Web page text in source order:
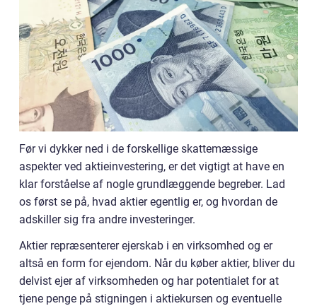
Før vi dykker ned i de forskellige skattemæssige
aspekter ved aktieinvestering, er det vigtigt at have en
klar forståelse af nogle grundlæggende begreber. Lad
os først se på, hvad aktier egentlig er, og hvordan de
adskiller sig fra andre investeringer.
Aktier repræsenterer ejerskab i en virksomhed og er
altså en form for ejendom. Når du køber aktier, bliver du
delvist ejer af virksomheden og har potentialet for at
tjene penge på stigningen i aktiekursen og eventuelle